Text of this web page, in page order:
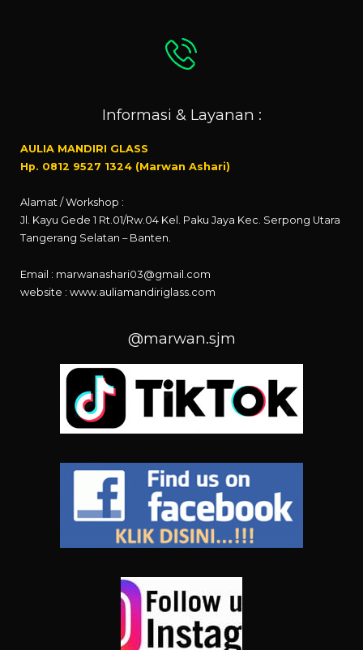
Informasi & Layanan :
AULIA MANDIRI GLASS
Hp. 0812 9527 1324 (Marwan Ashari)
Alamat / Workshop :
Jl. Kayu Gede 1 Rt.01/Rw.04 Kel. Paku Jaya Kec. Serpong Utara
Tangerang Selatan – Banten.
Email : marwanashari03@gmail.com
website : www.auliamandiriglass.com
@marwan.sjm